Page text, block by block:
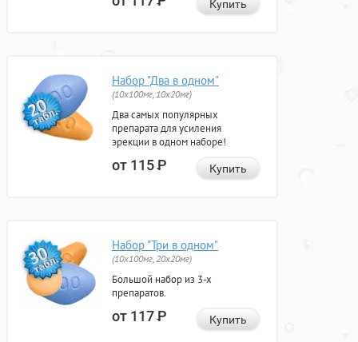
Купить
Набор "Два в одном"
(10x100мг, 10x20мг)
Два самых популярных
препарата для усиления
эрекции в одном наборе!
от 115Р Купить
Набор "Три в одном"
(10x100мг, 20x20мг)
Большой набор из 3-х
препаратов.
от 117Р Купить